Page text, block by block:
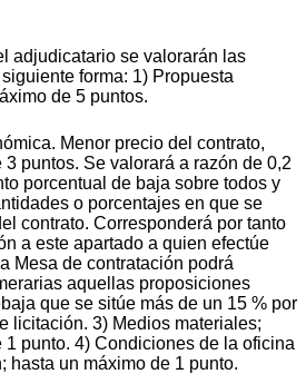
adjudicatario se valorarán las
forma: 1) Propuesta
de 5 puntos.
Menor precio del contrato,
3 puntos. Se valorará a razón de 0,2
porcentual de baja sobre todos y
o porcentajes en que se
contrato. Corresponderá por tanto
a este apartado a quien efectúe
Mesa de contratación podrá
aquellas proposiciones
que se sitúe más de un 15 % por
licitación. 3) Medios materiales;
1 punto. 4) Condiciones de la oficina
hasta un máximo de 1 punto.